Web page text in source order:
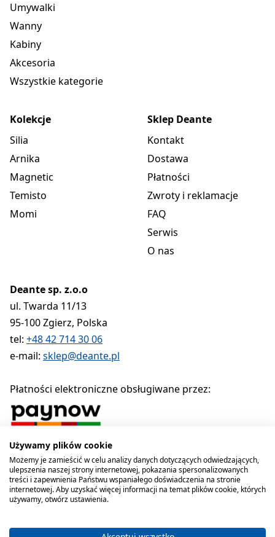
Umywalki
Wanny
Kabiny
Akcesoria
Wszystkie kategorie
Kolekcje
Silia
Arnika
Magnetic
Temisto
Momi
Sklep Deante
Kontakt
Dostawa
Płatności
Zwroty i reklamacje
FAQ
Serwis
O nas
Deante sp. z.o.o
ul. Twarda 11/13
95-100 Zgierz, Polska
tel: +48 42 714 30 06
e-mail: sklep@deante.pl
Płatności elektroniczne obsługiwane przez:
Deante sp. z o.o. 1990-2026
Polityka prywatności Regulamin Polityka cookies
Używamy plików cookie
Możemy je zamieścić w celu analizy danych dotyczących odwiedzających,
ulepszenia naszej strony internetowej, pokazania spersonalizowanych
treści i zapewnienia Państwu wspaniałego doświadczenia na stronie
internetowej. Aby uzyskać więcej informacji na temat plików cookie, których
używamy, otwórz ustawienia.